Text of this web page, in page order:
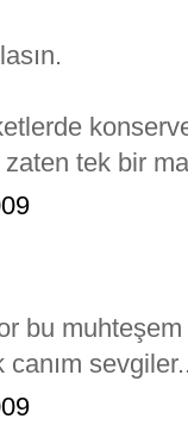
zaten tek bir
bu muhteşem
canım